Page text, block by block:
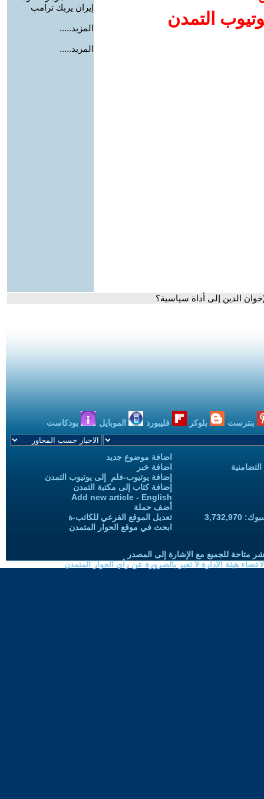
التمدن
إيران يربك ترامب
المزيد.....
المزيد.....
الدين إلى أداة سياسية؟
بنترست بلوكر فليبورد الموبايل بودكاست
اضافة موضوع جديد
اضافة خبر
إضافة يوتيوب-فلم إلى يوتيوب التمدن
إضافة كتاب إلى مكتبة التمدن
Add new article - English
أضف حملة
تعديل الموقع الفرعي للكاتب-ة
ابحث في موقع الحوار المتمدن
متاحة للجميع مع الإشارة إلى المصدر
هيئة الادارة لا تعبر بالضرورة عن رأي الحوار المتمدن